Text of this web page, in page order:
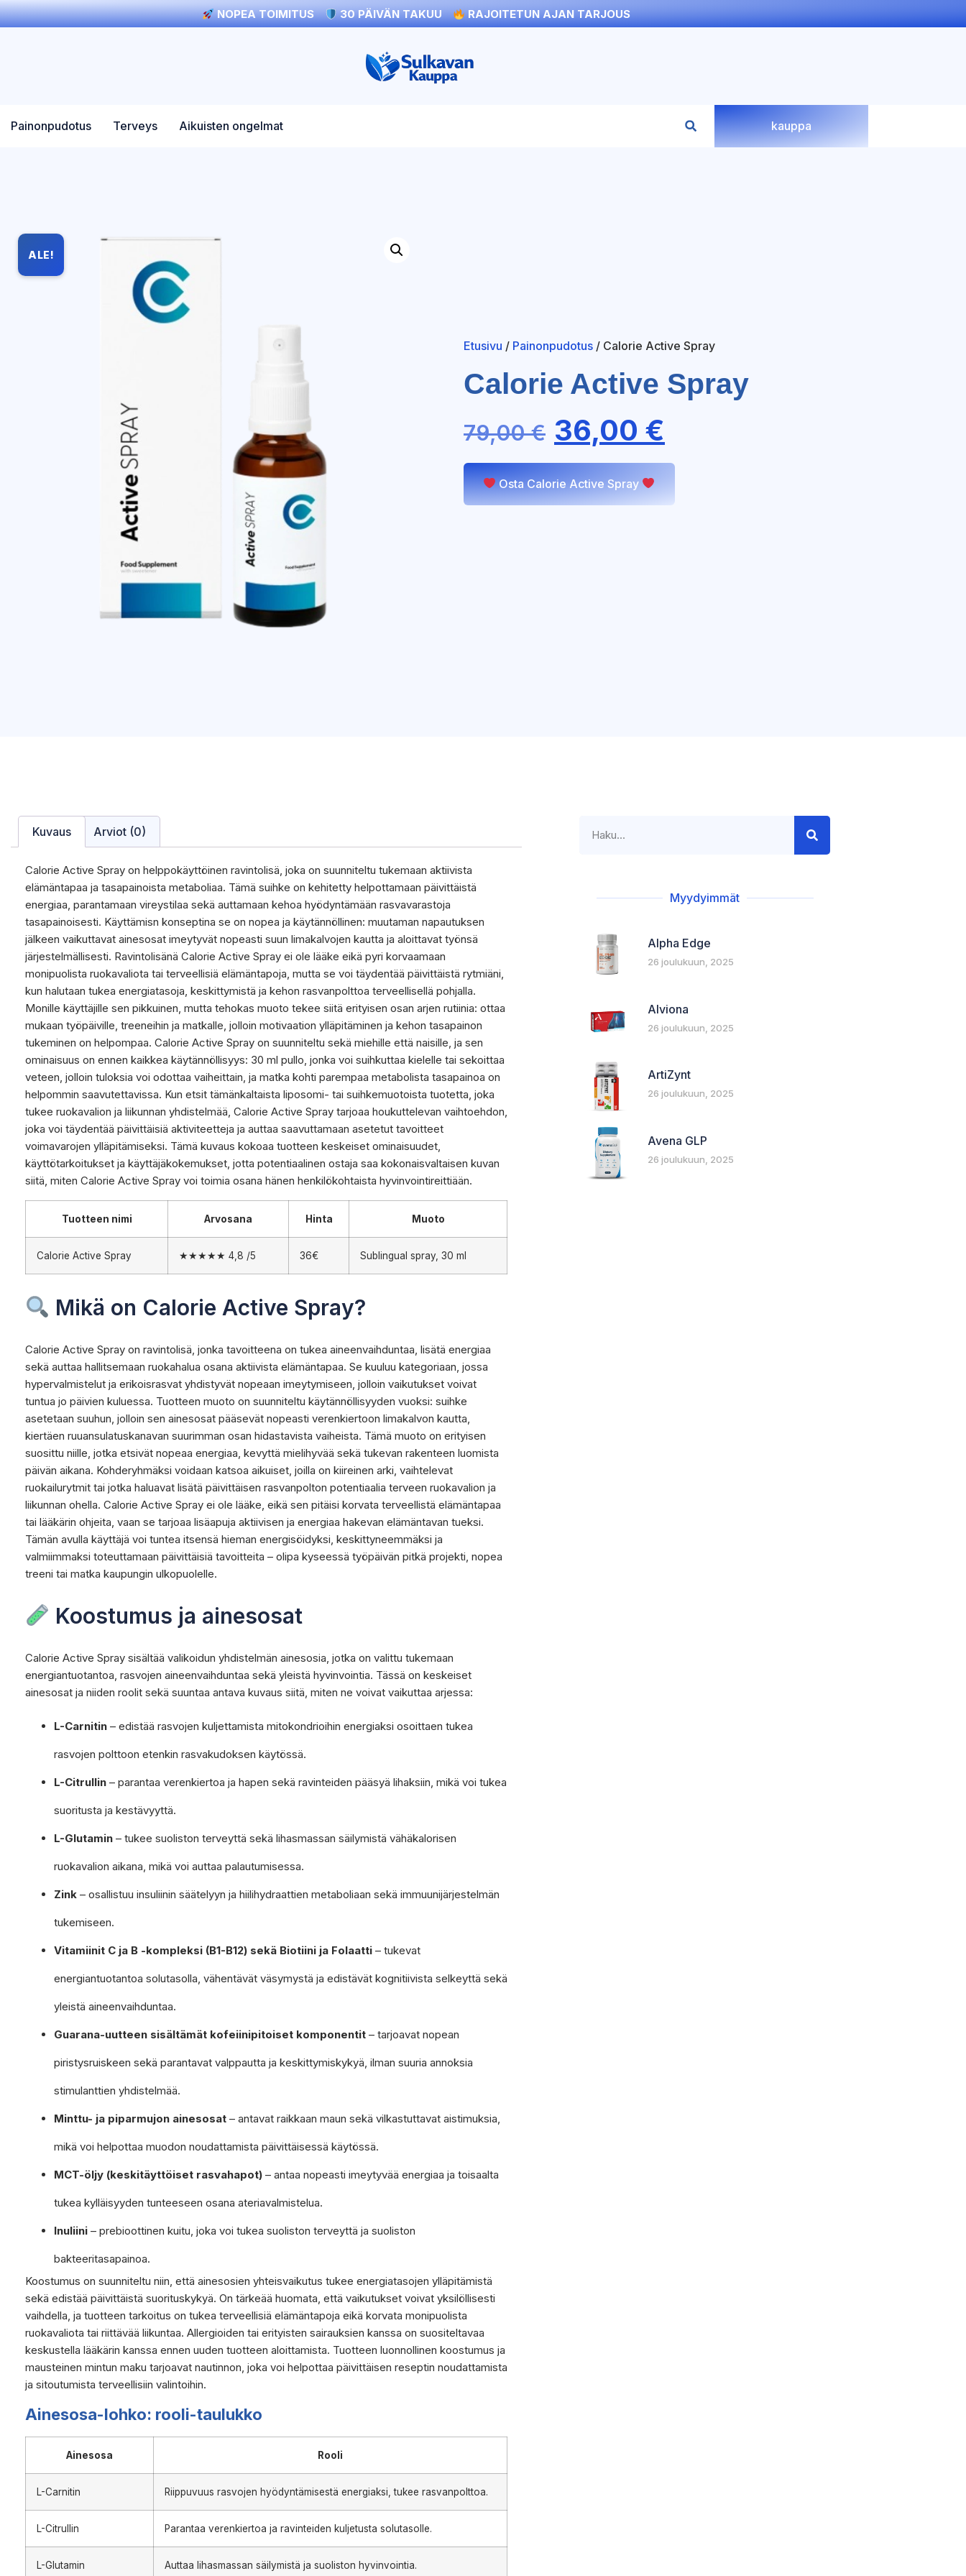
NOPEA TOIMITUS 30 PÄIVÄN TAKUU RAJOITETUN AJAN TARJOUS
Painonpudotus Terveys Aikuisten ongelmat kauppa
ALE!
Etusivu / Painonpudotus / Calorie Active Spray
Calorie Active Spray
79,00€ 36,00 €
Osta Calorie Active Spray
Kuvaus Arviot (0)
Calorie Active Spray on helppokäyttöinen ravintolisä, joka on suunniteltu tukemaan aktiivista
elämäntapaa ja tasapainoista metaboliaa. Tämä suihke on kehitetty helpottamaan päivittäistä
energiaa, parantamaan vireystilaa sekä auttamaan kehoa hyödyntämään rasvavarastoja
tasapainoisesti. Käyttämisn konseptina se on nopea ja käytännöllinen: muutaman napautuksen
jälkeen vaikuttavat ainesosat imeytyvät nopeasti suun limakalvojen kautta ja aloittavat työnsä
järjestelmällisesti. Ravintolisänä Calorie Active Spray ei ole lääke eikä pyri korvaamaan
monipuolista ruokavaliota tai terveellisiä elämäntapoja, mutta se voi täydentää päivittäistä rytmiäni,
kun halutaan tukea energiatasoja, keskittymistä ja kehon rasvanpolttoa terveellisellä pohjalla.
Monille käyttäjille sen pikkuinen, mutta tehokas muoto tekee siitä erityisen osan arjen rutiinia: ottaa
mukaan työpäiville, treeneihin ja matkalle, jolloin motivaation ylläpitäminen ja kehon tasapainon
tukeminen on helpompaa. Calorie Active Spray on suunniteltu sekä miehille että naisille, ja sen
ominaisuus on ennen kaikkea käytännöllisyys: 30 ml pullo, jonka voi suihkuttaa kielelle tai sekoittaa
veteen, jolloin tuloksia voi odottaa vaiheittain, ja matka kohti parempaa metabolista tasapainoa on
helpommin saavutettavissa. Kun etsit tämänkaltaista liposomi- tai suihkemuotoista tuotetta, joka
tukee ruokavalion ja liikunnan yhdistelmää, Calorie Active Spray tarjoaa houkuttelevan vaihtoehdon,
joka voi täydentää päivittäisiä aktiviteetteja ja auttaa saavuttamaan asetetut tavoitteet
voimavarojen ylläpitämiseksi. Tämä kuvaus kokoaa tuotteen keskeiset ominaisuudet,
käyttötarkoitukset ja käyttäjäkokemukset, jotta potentiaalinen ostaja saa kokonaisvaltaisen kuvan
siitä, miten Calorie Active Spray voi toimia osana hänen henkilökohtaista hyvinvointireittiään.
Tuotteen nimi Arvosana Hinta Muoto
Calorie Active Spray ★★★★★ 4,8 /5 36€ Sublingual spray, 30 ml
Mikä on Calorie Active Spray?
Calorie Active Spray on ravintolisä, jonka tavoitteena on tukea aineenvaihduntaa, lisätä energiaa
sekä auttaa hallitsemaan ruokahalua osana aktiivista elämäntapaa. Se kuuluu kategoriaan, jossa
hypervalmistelut ja erikoisrasvat yhdistyvät nopeaan imeytymiseen, jolloin vaikutukset voivat
tuntua jo päivien kuluessa. Tuotteen muoto on suunniteltu käytännöllisyyden vuoksi: suihke
asetetaan suuhun, jolloin sen ainesosat pääsevät nopeasti verenkiertoon limakalvon kautta,
kiertäen ruuansulatuskanavan suurimman osan hidastavista vaiheista. Tämä muoto on erityisen
suosittu niille, jotka etsivät nopeaa energiaa, kevyttä mielihyvää sekä tukevan rakenteen luomista
päivän aikana. Kohderyhmäksi voidaan katsoa aikuiset, joilla on kiireinen arki, vaihtelevat
ruokailurytmit tai jotka haluavat lisätä päivittäisen rasvanpolton potentiaalia terveen ruokavalion ja
liikunnan ohella. Calorie Active Spray ei ole lääke, eikä sen pitäisi korvata terveellistä elämäntapaa
tai lääkärin ohjeita, vaan se tarjoaa lisäapuja aktiivisen ja energiaa hakevan elämäntavan tueksi.
Tämän avulla käyttäjä voi tuntea itsensä hieman energisöidyksi, keskittyneemmäksi ja
valmiimmaksi toteuttamaan päivittäisiä tavoitteita – olipa kyseessä työpäivän pitkä projekti, nopea
treeni tai matka kaupungin ulkopuolelle.
Koostumus ja ainesosat
Calorie Active Spray sisältää valikoidun yhdistelmän ainesosia, jotka on valittu tukemaan
energiantuotantoa, rasvojen aineenvaihduntaa sekä yleistä hyvinvointia. Tässä on keskeiset
ainesosat ja niiden roolit sekä suuntaa antava kuvaus siitä, miten ne voivat vaikuttaa arjessa:
L-Carnitin – edistää rasvojen kuljettamista mitokondrioihin energiaksi osoittaen tukea
rasvojen polttoon etenkin rasvakudoksen käytössä.
L-Citrullin – parantaa verenkiertoa ja hapen sekä ravinteiden pääsyä lihaksiin, mikä voi tukea
suoritusta ja kestävyyttä.
L-Glutamin – tukee suoliston terveyttä sekä lihasmassan säilymistä vähäkalorisen
ruokavalion aikana, mikä voi auttaa palautumisessa.
Zink – osallistuu insuliinin säätelyyn ja hiilihydraattien metaboliaan sekä immuunijärjestelmän
tukemiseen.
Vitamiinit C ja B -kompleksi (B1-B12) sekä Biotiini ja Folaatti – tukevat
energiantuotantoa solutasolla, vähentävät väsymystä ja edistävät kognitiivista selkeyttä sekä
yleistä aineenvaihduntaa.
Guarana-uutteen sisältämät kofeiinipitoiset komponentit – tarjoavat nopean
piristysruiskeen sekä parantavat valppautta ja keskittymiskykyä, ilman suuria annoksia
stimulanttien yhdistelmää.
Minttu- ja piparmujon ainesosat – antavat raikkaan maun sekä vilkastuttavat aistimuksia,
mikä voi helpottaa muodon noudattamista päivittäisessä käytössä.
MCT-öljy (keskitäyttöiset rasvahapot) – antaa nopeasti imeytyvää energiaa ja toisaalta
tukea kylläisyyden tunteeseen osana ateriavalmistelua.
Inuliini – prebioottinen kuitu, joka voi tukea suoliston terveyttä ja suoliston
bakteeritasapainoa.
Koostumus on suunniteltu niin, että ainesosien yhteisvaikutus tukee energiatasojen ylläpitämistä
sekä edistää päivittäistä suorituskykyä. On tärkeää huomata, että vaikutukset voivat yksilöllisesti
vaihdella, ja tuotteen tarkoitus on tukea terveellisiä elämäntapoja eikä korvata monipuolista
ruokavaliota tai riittävää liikuntaa. Allergioiden tai erityisten sairauksien kanssa on suositeltavaa
keskustella lääkärin kanssa ennen uuden tuotteen aloittamista. Tuotteen luonnollinen koostumus ja
mausteinen mintun maku tarjoavat nautinnon, joka voi helpottaa päivittäisen reseptin noudattamista
ja sitoutumista terveellisiin valintoihin.
Ainesosa-lohko: rooli-taulukko
Ainesosa Rooli
L-Carnitin Riippuvuus rasvojen hyödyntämisestä energiaksi, tukee rasvanpolttoa.
L-Citrullin Parantaa verenkiertoa ja ravinteiden kuljetusta solutasolle.
L-Glutamin Auttaa lihasmassan säilymistä ja suoliston hyvinvointia.
Myydyimmät
Alpha Edge
26 joulukuun, 2025
Alviona
26 joulukuun, 2025
ArtiZynt
26 joulukuun, 2025
Avena GLP
26 joulukuun, 2025